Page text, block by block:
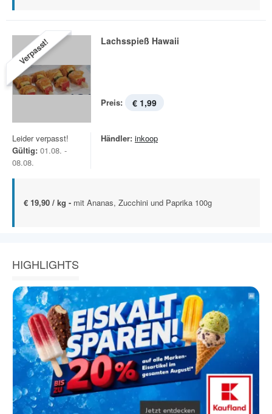
Verpasst! Lachsspieß Hawaii
Preis: € 1,99
Leider verpasst!
Gültig: 01.08. -
08.08.
Händler: inkoop
€ 19,90 / kg - mit Ananas, Zucchini und Paprika 100g
HIGHLIGHTS